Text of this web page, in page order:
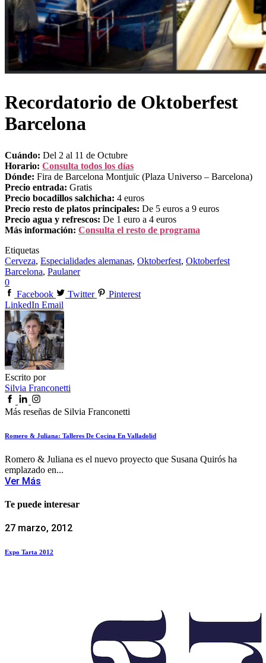
Recordatorio de Oktoberfest
Barcelona
Cuándo: Del 2 al 11 de Octubre
Horario: Consulta todos los días
Dónde: Fira de Barcelona Montjuïc (Plaza Universo – Barcelona)
Precio entrada: Gratis
Precio bocadillos salchicha: 4 euros
Precio resto de platos principales: De 5 euros a 9 euros
Precio agua y refrescos: De 1 euro a 4 euros
Más información: Consulta el resto de programa
Etiquetas
Cerveza, Especialidades alemanas, Oktoberfest, Oktoberfest
Barcelona, Paulaner
0
Facebook
Twitter
Pinterest
LinkedIn Email
Escrito por
Silvia Franconetti
Más reseñas de Silvia Franconetti
Romero & Juliana: Talleres De Cocina En Valladolid
Romero & Juliana es el nuevo proyecto que Susana Quirós ha
emplazado en...
Ver Más
Te puede interesar
27 marzo, 2012
Expo Tarta 2012